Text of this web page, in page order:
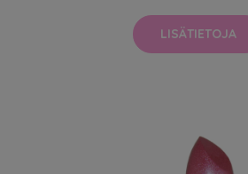
LISÄTIETOJA